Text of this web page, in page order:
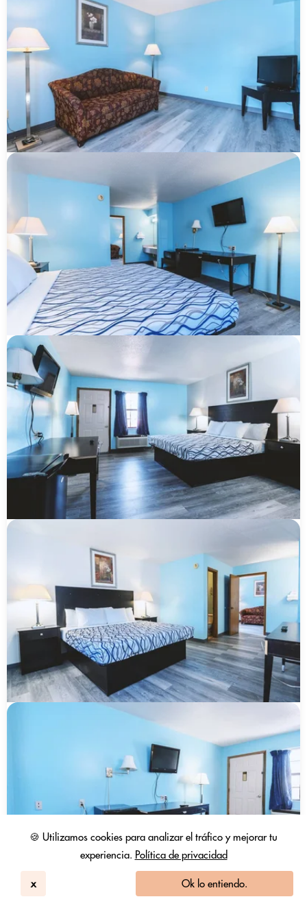
🍪 Utilizamos cookies para analizar el tráfico y mejorar tu
experiencia. Política de privacidad
x Ok lo entiendo.
Blue Way Inn And Suites Wellington